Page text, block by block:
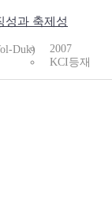
성과 축제성
Duk)
2007
KCI등재